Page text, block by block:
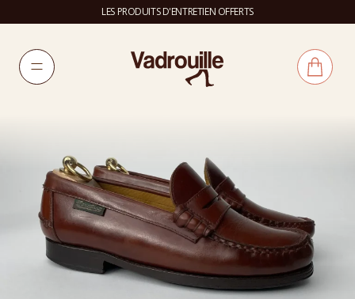
LES PRODUITS D'ENTRETIEN OFFERTS